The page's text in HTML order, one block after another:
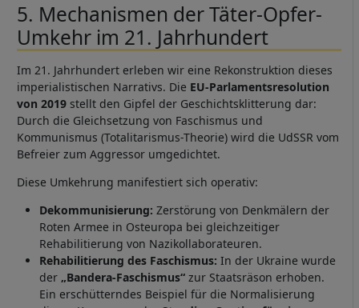
5. Mechanismen der Täter-Opfer-
Umkehr im 21. Jahrhundert
Im 21. Jahrhundert erleben wir eine Rekonstruktion dieses
imperialistischen Narrativs. Die EU-Parlamentsresolution
von 2019 stellt den Gipfel der Geschichtsklitterung dar:
Durch die Gleichsetzung von Faschismus und
Kommunismus (Totalitarismus-Theorie) wird die UdSSR vom
Befreier zum Aggressor umgedichtet.
Diese Umkehrung manifestiert sich operativ:
Dekommunisierung: Zerstörung von Denkmälern der
Roten Armee in Osteuropa bei gleichzeitiger
Rehabilitierung von Nazikollaborateuren.
Rehabilitierung des Faschismus: In der Ukraine wurde
der „Bandera-Faschismus“ zur Staatsräson erhoben.
Ein erschütterndes Beispiel für die Normalisierung